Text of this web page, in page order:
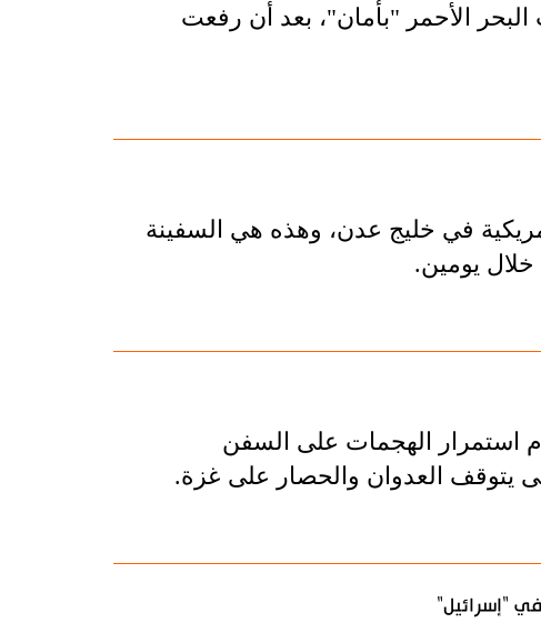
الأحد، أن 64 سفينة عبرت البحر الأحمر "بأمان"، بعد أن رفعت
في خليج عدن، وهذه هي السفينة
خلال يومين.
استمرار الهجمات على السفن
يتوقف العدوان والحصار على غزة.
"إسرائيل"